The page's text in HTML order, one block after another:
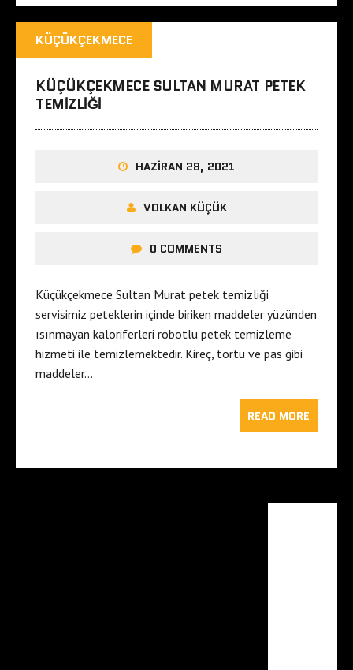
KÜÇÜKÇEKMECE
KÜÇÜKÇEKMECE SULTAN MURAT PETEK
TEMIZLIĞI
HAZIRAN 28, 2021
VOLKAN KÜÇÜK
0 COMMENTS
Küçükçekmece Sultan Murat petek temizliği
servisimiz peteklerin içinde biriken maddeler yüzünden
ısınmayan kaloriferleri robotlu petek temizleme
hizmeti ile temizlemektedir. Kireç, tortu ve pas gibi
maddeler…
READ MORE